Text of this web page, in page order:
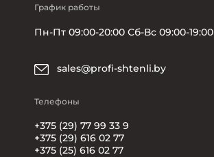
График работы
Пн-Пт 09:00-20:00 Сб-Вс 09:00-19:00
sales@profi-shtenli.by
Телефоны
+375 (29) 77 99 33 9
+375 (29) 616 02 77
+375 (25) 616 02 77